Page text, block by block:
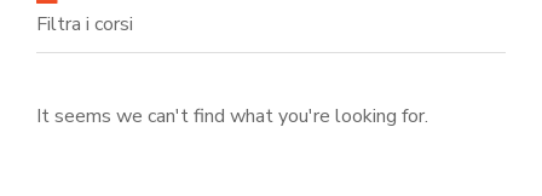
Filtra i corsi
It seems we can't find what you're looking for.